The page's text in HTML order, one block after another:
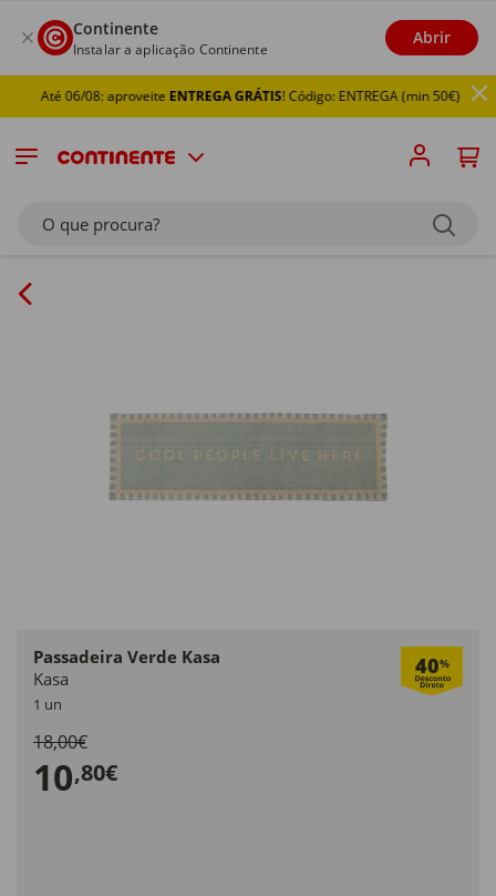
Continente
Instalar a aplicação Continente
Abrir
Até 06/08: aproveiteENTREGA GRÁTIS! Código: ENTREGA (min 50€)
O que procura?
Passadeira Verde Kasa 40%
Kasa
1 un
18,00€
10,80€